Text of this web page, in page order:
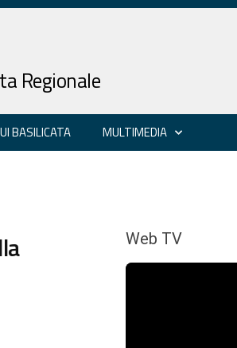
Regionale
BASILICATA MULTIMEDIA
Web TV